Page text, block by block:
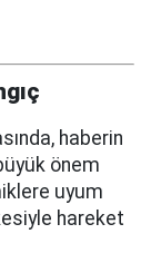
haberin
önem
uyum
hareket